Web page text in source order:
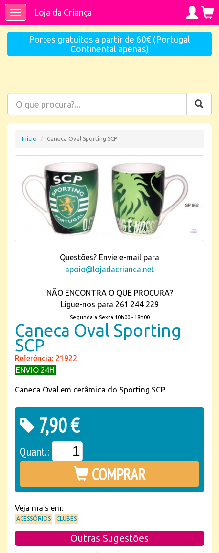
ToggleLoja da Criança
Portes gratuitos a partir de 60€ (Portugal
Continental apenas)
Início Caneca Oval Sporting SCP
Questões? Envie e-mail para
apoio@lojadacrianca.net
NÃO ENCONTRA O QUE PROCURA?
Ligue-nos para 261 244 229
Segunda a Sexta 10h00 - 18h00
Caneca Oval Sporting
SCP
Referência: 21922
ENVIO 24H
Caneca Oval em cerâmica do Sporting SCP
7,90 €
Quant.:
COMPRAR
Veja mais em:
ACESSÓRIOS CLUBES
Outras Sugestões